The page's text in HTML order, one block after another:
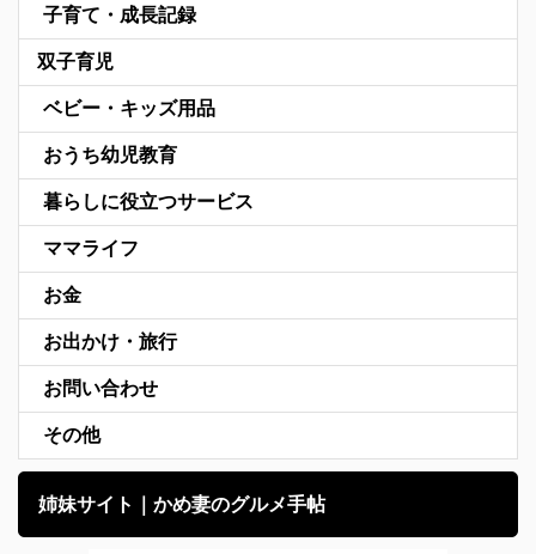
子育て・成長記録
双子育児
ベビー・キッズ用品
おうち幼児教育
暮らしに役立つサービス
ママライフ
お金
お出かけ・旅行
お問い合わせ
その他
姉妹サイト｜かめ妻のグルメ手帖